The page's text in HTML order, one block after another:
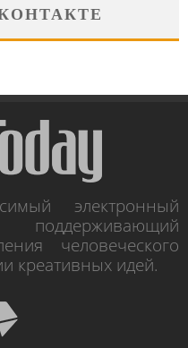
электронный
поддерживающий
человеческого
креативных идей.